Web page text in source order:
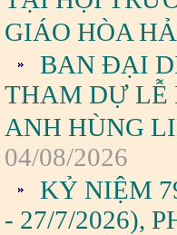
GIÁO HÒA
BAN ĐẠI
THAM DỰ LỄ
ANH HÙNG
04/08/2026
KỶ NIỆM
- 27/7/2026),